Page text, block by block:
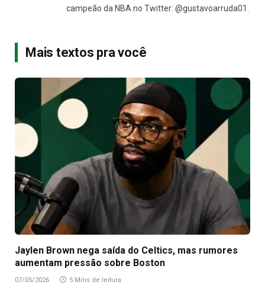
campeão da NBA no Twitter: @gustavoarruda01.
Mais textos pra você
Jaylen Brown nega saída do Celtics, mas rumores
aumentam pressão sobre Boston
07/05/2026 5 Mins de leitura